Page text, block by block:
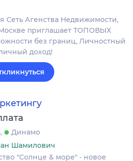
Сеть Агенства Недвижимости,
приглашает ТОПОВЫХ
без границ, Личностный
доход!
Динамо
Шамилович
"Солнце & море" - новое